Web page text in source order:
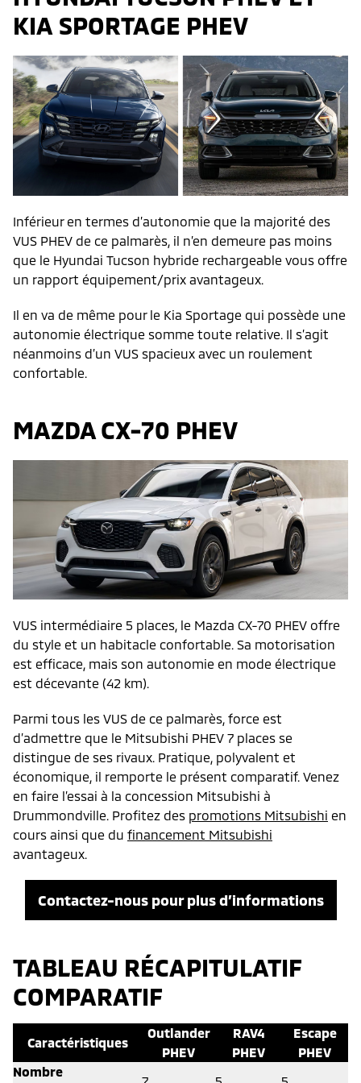
KIA SPORTAGE PHEV
Inférieur en termes d’autonomie que la majorité des
VUS PHEV de ce palmarès, il n’en demeure pas moins
que le Hyundai Tucson hybride rechargeable vous offre
un rapport équipement/prix avantageux.
Il en va de même pour le Kia Sportage qui possède une
autonomie électrique somme toute relative. Il s’agit
néanmoins d’un VUS spacieux avec un roulement
confortable.
MAZDA CX-70 PHEV
VUS intermédiaire 5 places, le Mazda CX-70 PHEV offre
du style et un habitacle confortable. Sa motorisation
est efficace, mais son autonomie en mode électrique
est décevante (42 km).
Parmi tous les VUS de ce palmarès, force est
d’admettre que le Mitsubishi PHEV 7 places se
distingue de ses rivaux. Pratique, polyvalent et
économique, il remporte le présent comparatif. Venez
en faire l’essai à la concession Mitsubishi à
Drummondville. Profitez des promotions Mitsubishi en
cours ainsi que du financement Mitsubishi
avantageux.
Contactez-nous pour plus d’informations
TABLEAU RÉCAPITULATIF
COMPARATIF
Caractéristiques
Outlander
PHEV
RAV4
PHEV
Escape
PHEV
Nombre